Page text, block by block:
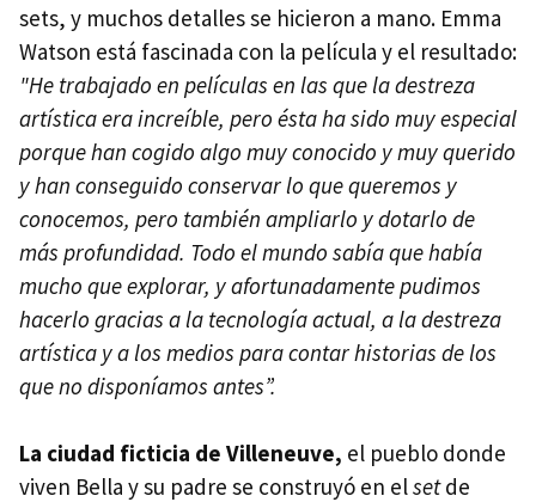
sets, y muchos detalles se hicieron a mano. Emma
Watson está fascinada con la película y el resultado:
"He trabajado en películas en las que la destreza
artística era increíble, pero ésta ha sido muy especial
porque han cogido algo muy conocido y muy querido
y han conseguido conservar lo que queremos y
conocemos, pero también ampliarlo y dotarlo de
más profundidad. Todo el mundo sabía que había
mucho que explorar, y afortunadamente pudimos
hacerlo gracias a la tecnología actual, a la destreza
artística y a los medios para contar historias de los
que no disponíamos antes”.
La ciudad ficticia de Villeneuve, el pueblo donde
viven Bella y su padre se construyó en elsetde